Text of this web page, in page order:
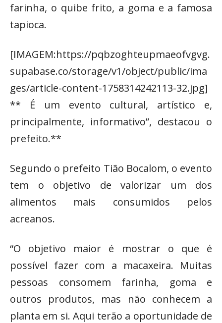
farinha, o quibe frito, a goma e a famosa
tapioca.
[IMAGEM:https://pqbzoghteupmaeofvgvg.
supabase.co/storage/v1/object/public/ima
ges/article-content-1758314242113-32.jpg]
** É um evento cultural, artístico e,
principalmente, informativo”, destacou o
prefeito.**
Segundo o prefeito Tião Bocalom, o evento
tem o objetivo de valorizar um dos
alimentos mais consumidos pelos
acreanos.
“O objetivo maior é mostrar o que é
possível fazer com a macaxeira. Muitas
pessoas consomem farinha, goma e
outros produtos, mas não conhecem a
planta em si. Aqui terão a oportunidade de